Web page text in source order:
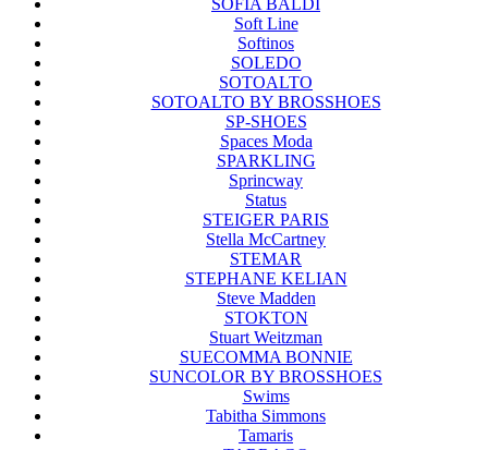
Soft Line
Softinos
SOLEDO
SOTOALTO
SOTOALTO BY BROSSHOES
SP-SHOES
Spaces Moda
SPARKLING
Sprincway
Status
STEIGER PARIS
Stella McCartney
STEMAR
STEPHANE KELIAN
Steve Madden
STOKTON
Stuart Weitzman
SUECOMMA BONNIE
SUNCOLOR BY BROSSHOES
Swims
Tabitha Simmons
Tamaris